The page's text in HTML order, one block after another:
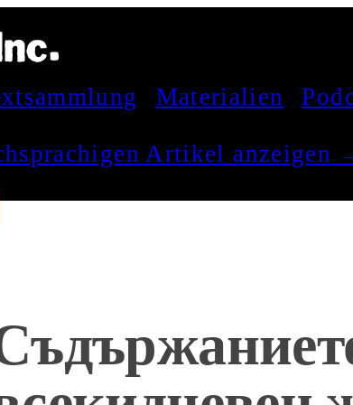
Materialien
Artikel anzeigen